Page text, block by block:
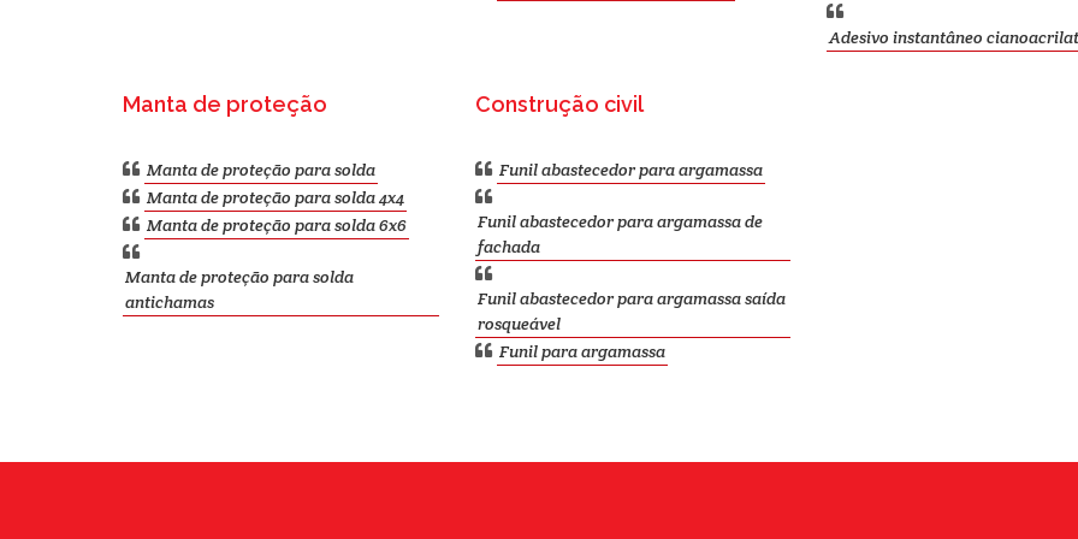
Adesivo instantâneo
Manta de proteção
Manta de proteção para solda
Manta de proteção para solda 4x4
Manta de proteção para solda 6x6
Manta de proteção para solda
antichamas
Construção civil
Funil abastecedor para argamassa
Funil abastecedor para argamassa de
fachada
Funil abastecedor para argamassa saída
rosqueável
Funil para argamassa